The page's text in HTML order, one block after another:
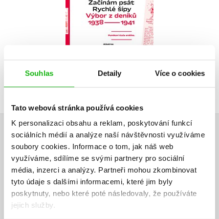
Souhlas Detaily Více o cookies
Tato webová stránka používá cookies
K personalizaci obsahu a reklam, poskytování funkcí
sociálních médií a analýze naší návštěvnosti využíváme
soubory cookies. Informace o tom, jak náš web
využíváme, sdílíme se svými partnery pro sociální
média, inzerci a analýzy. Partneři mohou zkombinovat
tyto údaje s dalšími informacemi, které jim byly
poskytnuty, nebo které poté následovaly, že používáte
jejich služby.
Do košíku
799 Kč
639 Kč
HODNOCENÍ ČTENÁŘŮ
V současné době nejsou vytvořena žádná uživatelská hodnocení.
Vaše hodnocení
Uživatelskou recenzi mohou vkládat pouze registrovaní uživatelé